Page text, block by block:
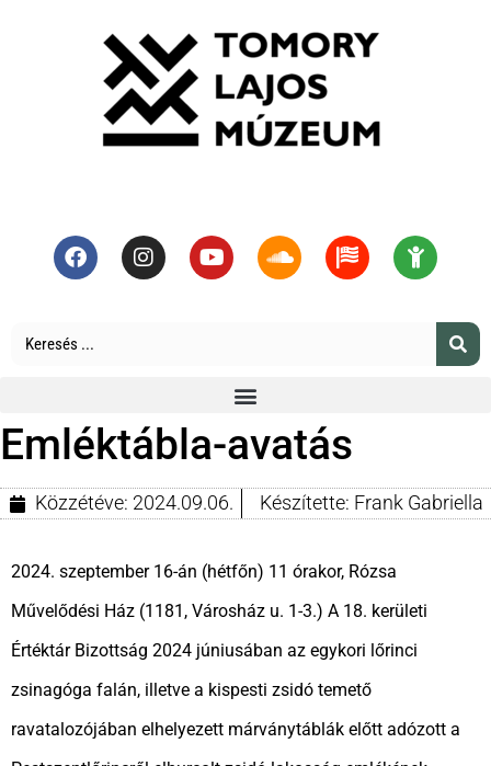
Emléktábla-avatás
Közzétéve: 2024.09.06. Készítette: Frank Gabriella
2024. szeptember 16-án (hétfőn) 11 órakor, Rózsa
Művelődési Ház (1181, Városház u. 1-3.) A 18. kerületi
Értéktár Bizottság 2024 júniusában az egykori lőrinci
zsinagóga falán, illetve a kispesti zsidó temető
ravatalozójában elhelyezett márványtáblák előtt adózott a